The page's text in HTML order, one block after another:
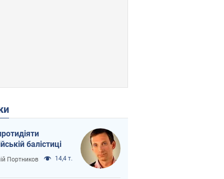
балістиці
Портников 14,4 т.